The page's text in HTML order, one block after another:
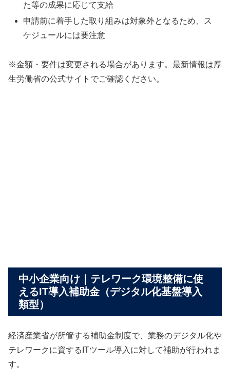
た等の成果に応じて支給
申請前に着手した取り組みは対象外となるため、ス
ケジュールには要注意
※金額・要件は変更される場合があります。最新情報は厚
生労働省の公式サイトでご確認ください。
中小企業向け｜テレワーク環境整備に使
えるIT導入補助金（デジタル化基盤導入
類型）
経済産業省が所管する補助金制度で、業務のデジタル化や
テレワークに資するITツール導入に対して補助が行われま
す。